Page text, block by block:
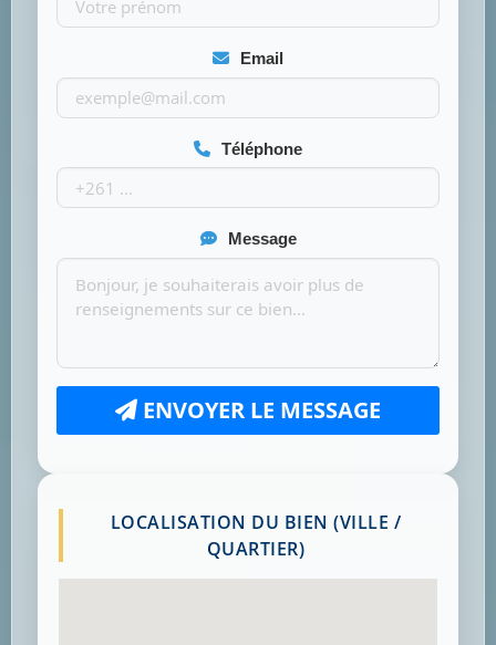
Email
Téléphone
Message
ENVOYER LE MESSAGE
LOCALISATION DU BIEN (VILLE /
QUARTIER)